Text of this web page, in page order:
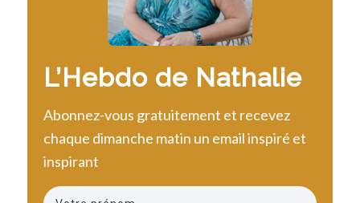
L’Hebdo de Nathalie
Abonnez-vous gratuitement et recevez
chaque dimanche matin un email inspiré et
inspirant